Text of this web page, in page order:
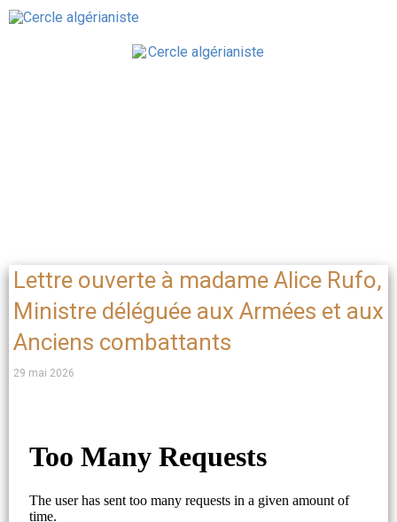
Lettre ouverte à madame Alice Rufo,
Ministre déléguée aux Armées et aux
Anciens combattants
29 mai 2026